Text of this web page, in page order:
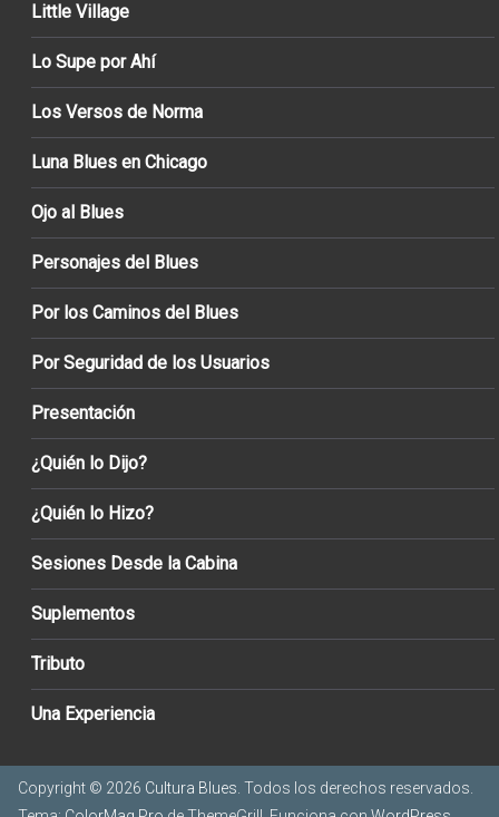
Little Village
Lo Supe por Ahí
Los Versos de Norma
Luna Blues en Chicago
Ojo al Blues
Personajes del Blues
Por los Caminos del Blues
Por Seguridad de los Usuarios
Presentación
¿Quién lo Dijo?
¿Quién lo Hizo?
Sesiones Desde la Cabina
Suplementos
Tributo
Una Experiencia
Copyright © 2026 Cultura Blues. Todos los derechos reservados.